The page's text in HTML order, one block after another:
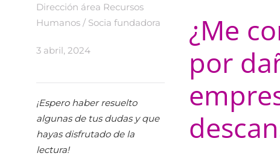
Dirección área Recursos
Humanos / Socia fundadora
3 abril, 2024
¡Espero haber resuelto
algunas de tus dudas y que
hayas disfrutado de la
lectura!
¿Me
por